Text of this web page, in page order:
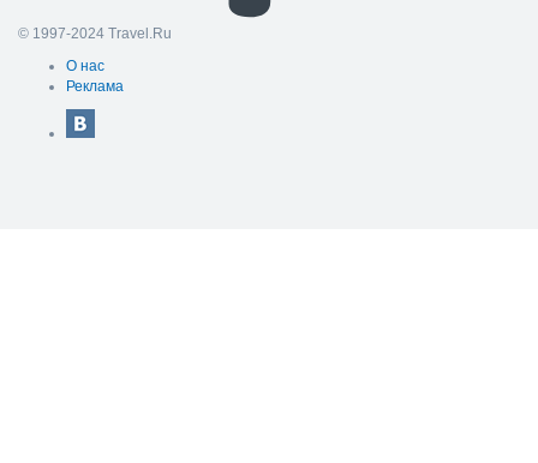
© 1997-2024 Travel.Ru
О нас
Реклама